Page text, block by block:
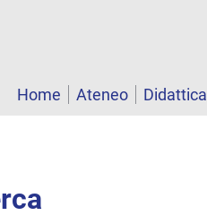
Home
Ateneo Didattica